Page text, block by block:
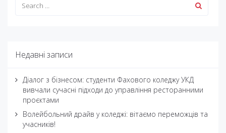
Недавні записи
Діалог з бізнесом: студенти Фахового коледжу УКД
вивчали сучасні підходи до управління ресторанними
проєктами
Волейбольний драйв у коледжі: вітаємо переможців та
учасників!